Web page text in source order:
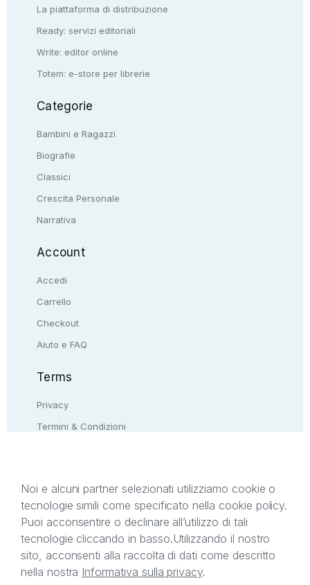
La piattaforma di distribuzione
Ready: servizi editoriali
Write: editor online
Totem: e-store per librerie
Categorie
Bambini e Ragazzi
Biografie
Classici
Crescita Personale
Narrativa
Account
Accedi
Carrello
Checkout
Aiuto e FAQ
Terms
Privacy
Termini & Condizioni
Il presente sito web è di proprietà di StreetLib S.r.l.
C.F. e P.IVA 05338720963. StreetLib S.r.l. è
titolare di tutti i diritti di proprietà intellettuale
afferenti ai marchi, loghi e segni distintivi presenti
sul sito web. Si invita l’utente a prendere visione
Noi e alcuni partner selezionati utilizziamo cookie o
tecnologie simili come specificato nella cookie policy.
Puoi acconsentire o declinare all’utilizzo di tali
tecnologie cliccando in basso.Utilizzando il nostro
sito, acconsenti alla raccolta di dati come descritto
nella nostra Informativa sulla privacy.